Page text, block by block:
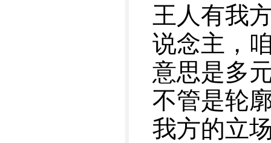
王人有我
说念主，
意思是多
不管是轮
我方的立